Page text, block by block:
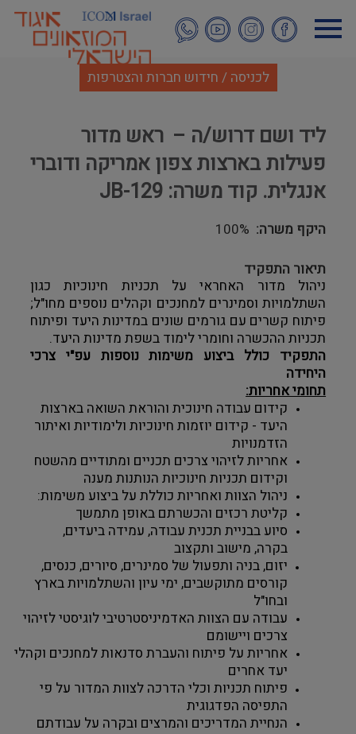
לתוכן
העיקרי
לכניסה / חידוש חברות והצטרפות
ליד ושם דרוש/ה – ראש מדור
פעילות בארצות צפון אמריקה ודוברי
אנגלית. קוד משרה: JB-129
היקף משרה 100%
תיאור התפקיד
תכניות ההכשרה וחומרי לימוד בשפת מדינות היעד.
היחידה
תחומי אחריות:
קידום עבודה חינוכית והוראת השואה בארצות
הזדמנויות
וקידום תכניות חינוכיות הנותנות מענה
ניהול הצוות ואחריות כוללת על ביצוע משימות:
קליטת רכזים והכשרתם באופן מתמשך
סיוע בבניית תכנית עבודה, עמידה ביעדים,
בקרה, מישוב ותקצוב
יזום, בניה ותפעול של סמינרים, סיורים, כנסים,
ובחו"ל
עבודה עם הצוות האדמיניסטרטיבי לוגיסטי לזיהוי
צרכים ויישומם
אחריות על פיתוח והעברת סדנאות למחנכים וקהלי
יעד אחרים
פיתוח תכניות וכלי הדרכה לצוות המדור על פי
התפיסה הפדגוגית
הנחיית המדריכים והמרצים ובקרה על עבודתם